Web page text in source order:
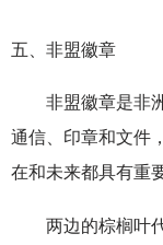
五、非盟徽章
非盟徽章是非
通信、印章和文件
在和未来都具有重
两边的棕榈叶